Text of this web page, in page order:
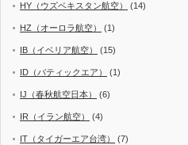
HY（ウズベキスタン航空） (14)
HZ（オーロラ航空） (1)
IB（イベリア航空） (15)
ID（バティックエア） (1)
IJ（春秋航空日本） (6)
IR（イラン航空） (4)
IT（タイガーエア台湾） (7)